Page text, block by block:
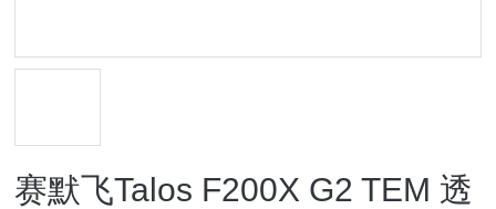
赛默飞Talos F200X G2 TEM 透